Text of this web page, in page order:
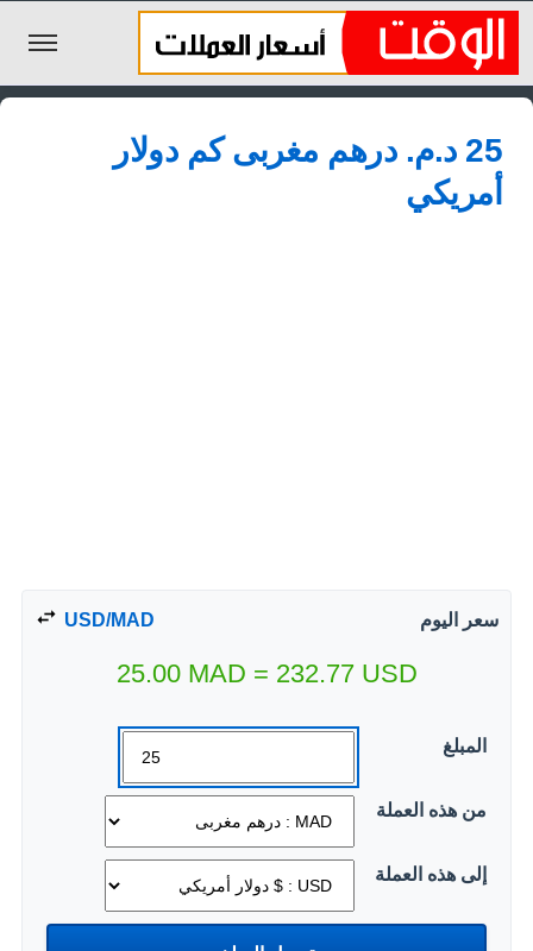
الليرة السورية
الجنيه المصري
الريال السعودي
25 د.م.‏ درهم مغربى كم دولار
أمريكي
سعر اليوم USD/MAD
25.00 MAD = 232.77 USD
المبلغ
من هذه العملة
إلى هذه العملة